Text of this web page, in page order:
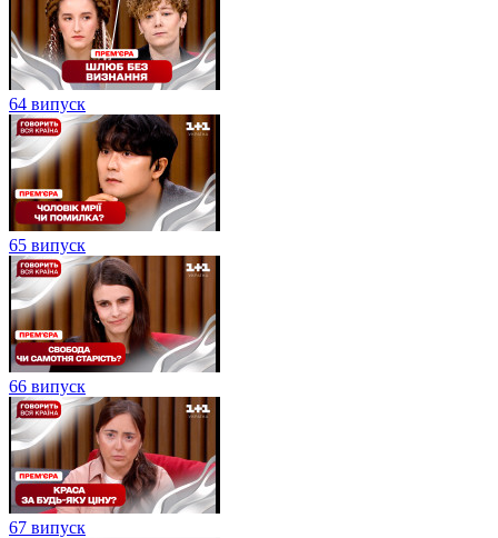
64 випуск
65 випуск
66 випуск
67 випуск